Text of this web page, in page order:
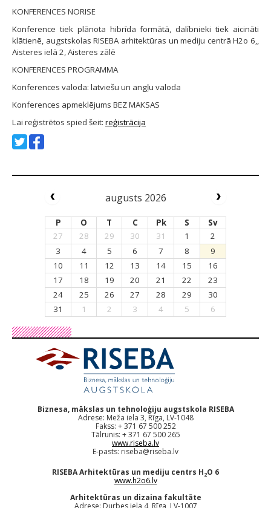
KONFERENCES NORISE
Konference tiek plānota hibrīda formātā, dalībnieki tiek aicināti
klātienē, augstskolas RISEBA arhitektūras un mediju centrā H2o 6,,
Aisteres ielā 2, Aisteres zālē
KONFERENCES PROGRAMMA
Konferences valoda: latviešu un angļu valoda
Konferences apmeklējums BEZ MAKSAS
Lai reģistrētos spied šeit: reģistrācija
augusts 2026
P O T C Pk S
Sv
27
28 29 30 31 1
2
3
4 5 6 7 8
9
10
11 12 13 14 15
16
17
18 19 20 21 22
23
24
25 26 27 28 29
30
31
1 2 3 4 5 6
Biznesa, mākslas un tehnoloģiju augstskola RISEBA
Adrese: Meža iela 3, Rīga, LV-1048
Fakss: + 371 67 500 252
Tālrunis: + 371 67 500 265
www.riseba.lv
E-pasts: riseba@riseba.lv
RISEBA Arhitektūras un mediju centrs H2O 6
www.h2o6.lv
Arhitektūras un dizaina fakultāte